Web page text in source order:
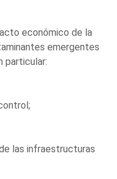
económico de la
emergentes
particular:
las infraestructuras